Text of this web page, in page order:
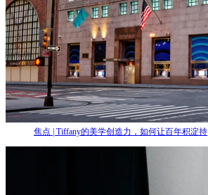
焦点 | Tiffany的美学创造力，如何让百年积淀持